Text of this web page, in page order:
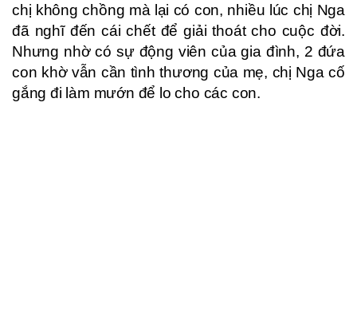
chị không chồng mà lại có con, nhiều lúc chị Nga
đã nghĩ đến cái chết để giải thoát cho cuộc đời.
Nhưng nhờ có sự động viên của gia đình, 2 đứa
con khờ vẫn cần tình thương của mẹ, chị Nga cố
gắng đi làm mướn để lo cho các con.